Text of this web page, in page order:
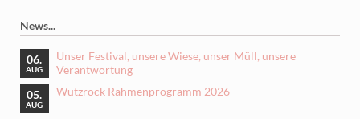
News...
06.
AUG
Unser Festival, unsere Wiese, unser Müll, unsere
Verantwortung
05.
AUG
Wutzrock Rahmenprogramm 2026